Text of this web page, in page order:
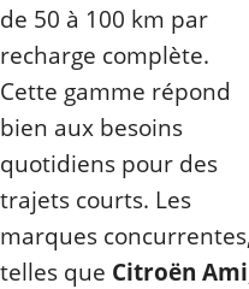
de 50 à 100 km par
recharge complète.
Cette gamme répond
bien aux besoins
quotidiens pour des
trajets courts. Les
marques
telles que Citroën Ami